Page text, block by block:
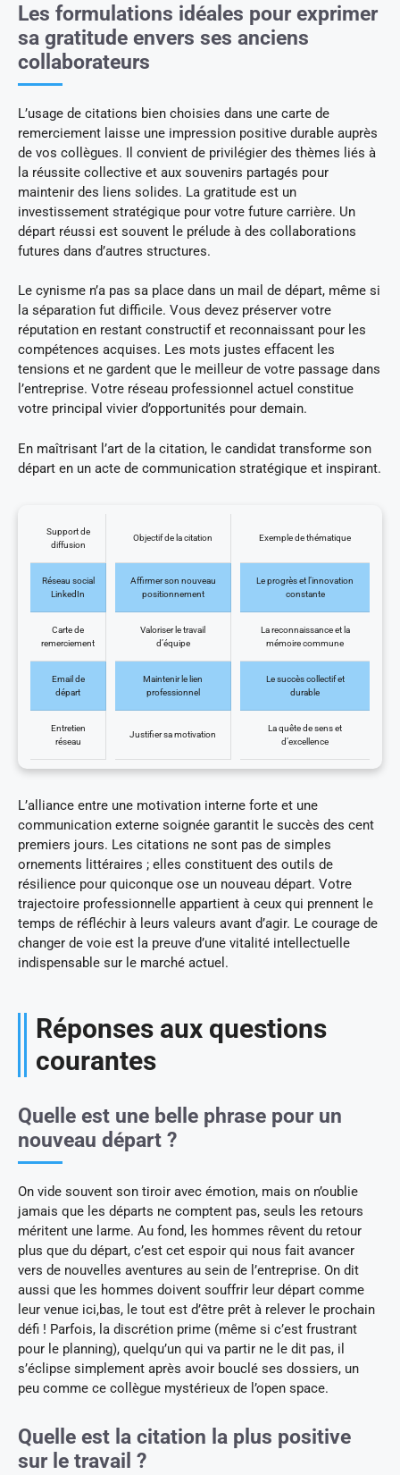
Les formulations idéales pour exprimer
sa gratitude envers ses anciens
collaborateurs
L’usage de citations bien choisies dans une carte de
remerciement laisse une impression positive durable auprès
de vos collègues. Il convient de privilégier des thèmes liés à
la réussite collective et aux souvenirs partagés pour
maintenir des liens solides. La gratitude est un
investissement stratégique pour votre future carrière. Un
départ réussi est souvent le prélude à des collaborations
futures dans d’autres structures.
Le cynisme n’a pas sa place dans un mail de départ, même si
la séparation fut difficile. Vous devez préserver votre
réputation en restant constructif et reconnaissant pour les
compétences acquises. Les mots justes effacent les
tensions et ne gardent que le meilleur de votre passage dans
l’entreprise. Votre réseau professionnel actuel constitue
votre principal vivier d’opportunités pour demain.
En maîtrisant l’art de la citation, le candidat transforme son
départ en un acte de communication stratégique et inspirant.
Support de
diffusion
Objectif de la citation Exemple de thématique
Réseau social
LinkedIn
Affirmer son nouveau
positionnement
Le progrès et l’innovation
constante
Carte de
remerciement
Valoriser le travail
d’équipe
La reconnaissance et la
mémoire commune
Email de
départ
Maintenir le lien
professionnel
Le succès collectif et
durable
Entretien
réseau
Justifier sa motivation
La quête de sens et
d’excellence
L’alliance entre une motivation interne forte et une
communication externe soignée garantit le succès des cent
premiers jours. Les citations ne sont pas de simples
ornements littéraires ; elles constituent des outils de
résilience pour quiconque ose un nouveau départ. Votre
trajectoire professionnelle appartient à ceux qui prennent le
temps de réfléchir à leurs valeurs avant d’agir. Le courage de
changer de voie est la preuve d’une vitalité intellectuelle
indispensable sur le marché actuel.
Réponses aux questions
courantes
Quelle est une belle phrase pour un
nouveau départ ?
On vide souvent son tiroir avec émotion, mais on n’oublie
jamais que les départs ne comptent pas, seuls les retours
méritent une larme. Au fond, les hommes rêvent du retour
plus que du départ, c’est cet espoir qui nous fait avancer
vers de nouvelles aventures au sein de l’entreprise. On dit
aussi que les hommes doivent souffrir leur départ comme
leur venue ici,bas, le tout est d’être prêt à relever le prochain
défi ! Parfois, la discrétion prime (même si c’est frustrant
pour le planning), quelqu’un qui va partir ne le dit pas, il
s’éclipse simplement après avoir bouclé ses dossiers, un
peu comme ce collègue mystérieux de l’open space.
Quelle est la citation la plus positive
sur le travail ?